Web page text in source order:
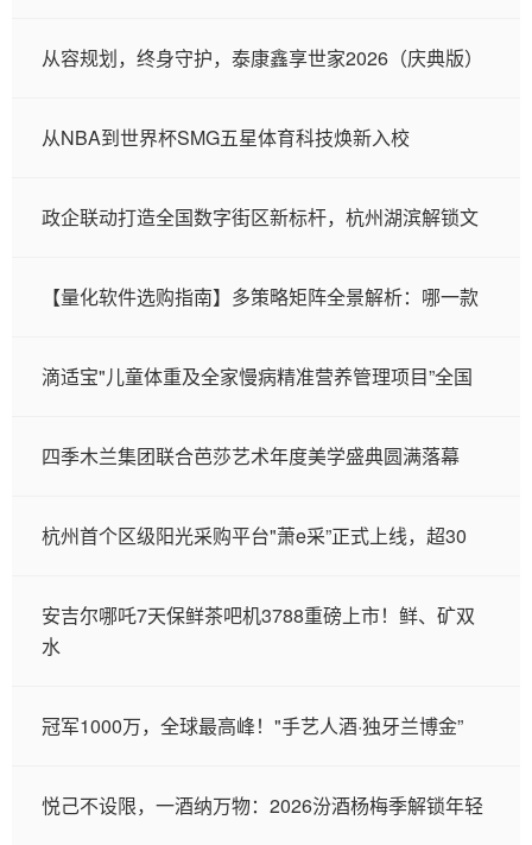
从容规划，终身守护，泰康鑫享世家2026（庆典版）
从NBA到世界杯SMG五星体育科技焕新入校
政企联动打造全国数字街区新标杆，杭州湖滨解锁文
【量化软件选购指南】多策略矩阵全景解析：哪一款
滴适宝"儿童体重及全家慢病精准营养管理项目”全国
四季木兰集团联合芭莎艺术年度美学盛典圆满落幕
杭州首个区级阳光采购平台"萧e采”正式上线，超30
安吉尔哪吒7天保鲜茶吧机3788重磅上市！鲜、矿双
水
冠军1000万，全球最高峰！"手艺人酒·独牙兰博金”
悦己不设限，一酒纳万物：2026汾酒杨梅季解锁年轻